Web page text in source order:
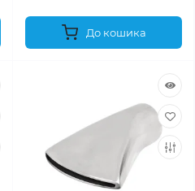
До кошика